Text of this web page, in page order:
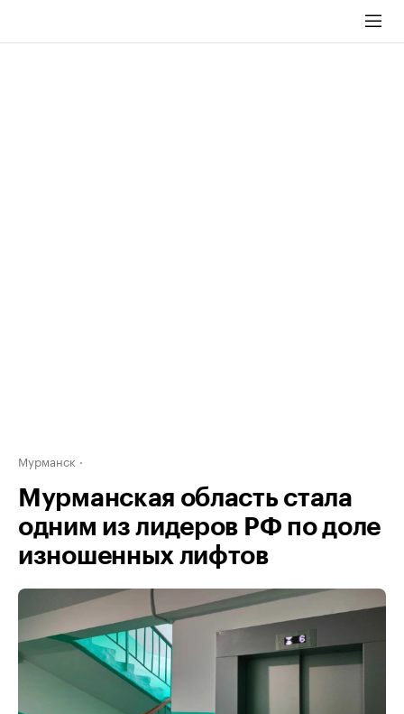
Мурманск
Мурманская область стала
одним из лидеров РФ по доле
изношенных лифтов